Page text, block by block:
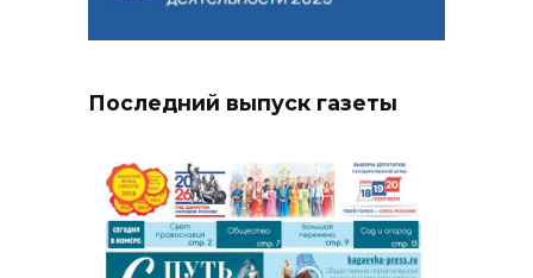
Последний выпуск газеты